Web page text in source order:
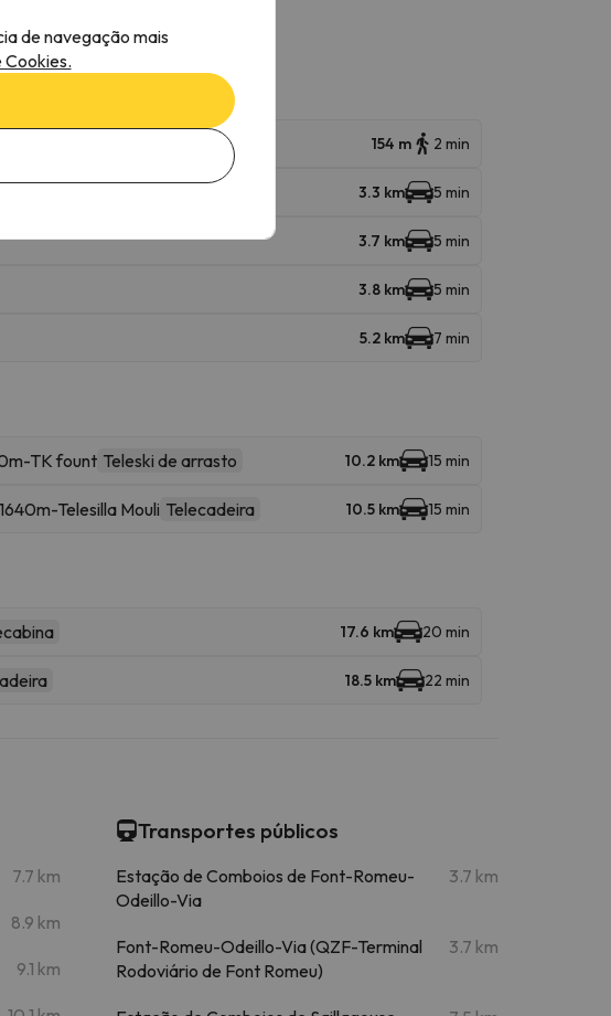
154 m 2 min
3.3 km 5 min
3.7 km 5 min
3.8 km 5 min
5.2 km 7 min
TK fount Teleski de arrasto 10.2 km 15 min
Telesilla Mouli Telecadeira 10.5 km 15 min
17.6 km 20 min
18.5 km 22 min
7.7 km
8.9 km
9.1 km
Transportes públicos
Estação de Comboios de Font-Romeu-
Odeillo-Via
3.7 km
Font-Romeu-Odeillo-Via (QZF-Terminal
Rodoviário de Font Romeu)
3.7 km
de navegação mais
Cookies.